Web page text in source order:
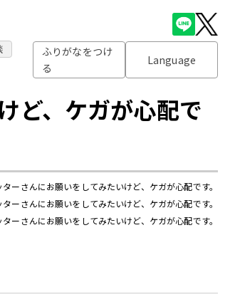
ふりがなをつけ
る
Language
ど、ケガが心配で
ーさんにお願いをしてみたいけど、ケガが心配です。
ーさんにお願いをしてみたいけど、ケガが心配です。
ーさんにお願いをしてみたいけど、ケガが心配です。